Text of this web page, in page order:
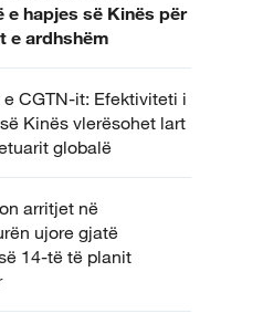
e hapjes së Kinës për
e ardhshëm
CGTN-it: Efektiviteti i
Kinës vlerësohet lart
globalë
arritjet në
ujore gjatë
14-të të planit